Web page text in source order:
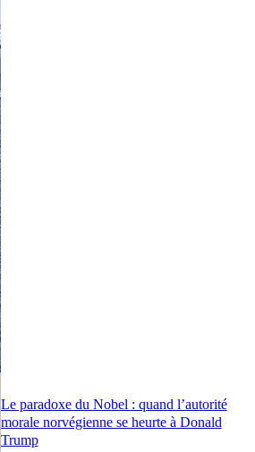
Le paradoxe du Nobel : quand l’autorité
morale norvégienne se heurte à Donald
Trump